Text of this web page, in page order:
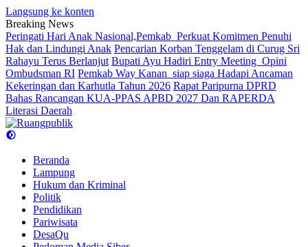
Langsung ke konten
Breaking News
Peringati Hari Anak Nasional,Pemkab Perkuat Komitmen Penuhi
Hak dan Lindungi Anak Pencarian Korban Tenggelam di Curug Sri
Rahayu Terus Berlanjut Bupati Ayu Hadiri Entry Meeting Opini
Ombudsman RI Pemkab Way Kanan siap siaga Hadapi Ancaman
Kekeringan dan Karhutla Tahun 2026 Rapat Paripurna DPRD
Bahas Rancangan KUA-PPAS APBD 2027 Dan RAPERDA
Literasi Daerah
Beranda
Lampung
Hukum dan Kriminal
Politik
Pendidikan
Pariwisata
DesaQu